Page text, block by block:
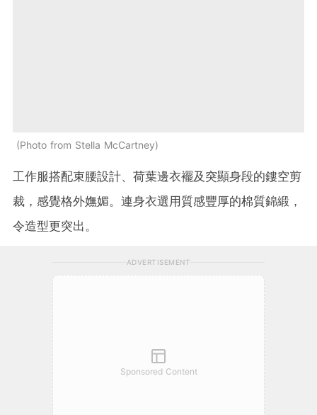
Photo from Stella McCartney
工作服搭配束腰設計、荷葉邊衣襬及突顯身段的鏤空剪
裁，感覺格外嫵媚。連身衣選用質感豐厚的棉質錦緞 ，
令造型更突出。
ADVERTISEMENT
Sponsored Content